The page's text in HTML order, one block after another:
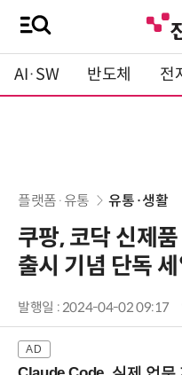
AI·SW 반도체 전
플랫폼·유통 유통·생활
쿠팡, 코닥 신제
출시 기념 단독
발행일 : 2024-04-02 09:17